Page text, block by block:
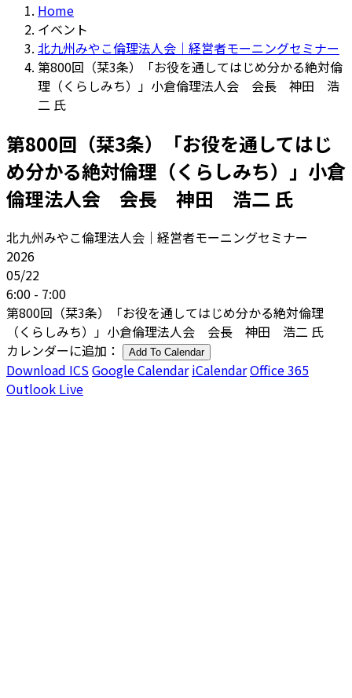
Home
イベント
北九州みやこ倫理法人会｜経営者モーニングセミナー
第800回（栞3条）「お役を通してはじめ分かる絶対倫
理（くらしみち）」小倉倫理法人会 会長 神田 浩
二 氏
第800回（栞3条）「お役を通してはじ
め分かる絶対倫理（くらしみち）」小倉
倫理法人会 会長 神田 浩二 氏
北九州みやこ倫理法人会｜経営者モーニングセミナー
2026
05/22
6:00 - 7:00
第800回（栞3条）「お役を通してはじめ分かる絶対倫理
（くらしみち）」小倉倫理法人会 会長 神田 浩二 氏
カレンダーに追加：
Add To Calendar
Download ICSGoogle Calendar iCalendarOffice 365
Outlook Live